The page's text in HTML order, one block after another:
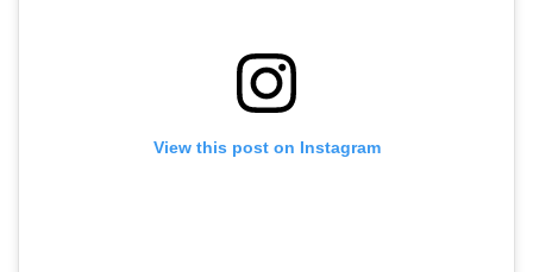
View this post on Instagram